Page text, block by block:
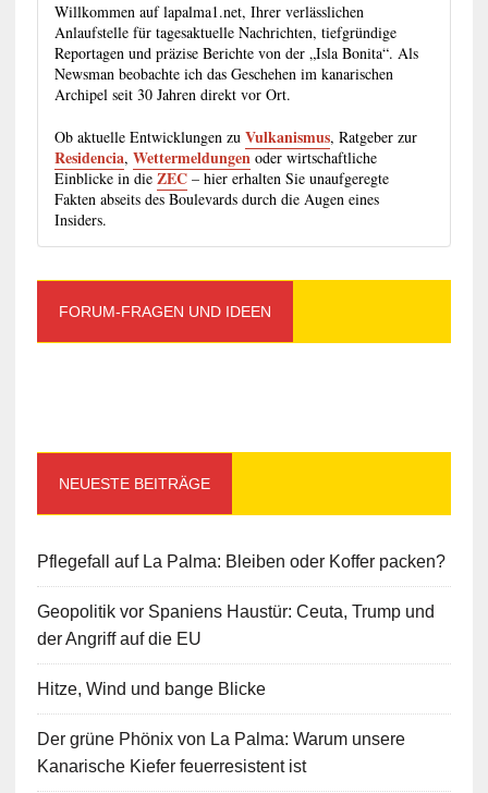
Willkommen auf lapalma1.net, Ihrer verlässlichen
Anlaufstelle für tagesaktuelle Nachrichten, tiefgründige
Reportagen und präzise Berichte von der „Isla Bonita“. Als
Newsman beobachte ich das Geschehen im kanarischen
Archipel seit 30 Jahren direkt vor Ort.
Ob aktuelle Entwicklungen zu Vulkanismus, Ratgeber zur
Residencia, Wettermeldungenoder wirtschaftliche
Einblicke in die ZEC– hier erhalten Sie unaufgeregte
Fakten abseits des Boulevards durch die Augen eines
Insiders.
FORUM-FRAGEN UND IDEEN
NEUESTE BEITRÄGE
Pflegefall auf La Palma: Bleiben oder Koffer packen?
Geopolitik vor Spaniens Haustür: Ceuta, Trump und
der Angriff auf die EU
Hitze, Wind und bange Blicke
Der grüne Phönix von La Palma: Warum unsere
Kanarische Kiefer feuerresistent ist